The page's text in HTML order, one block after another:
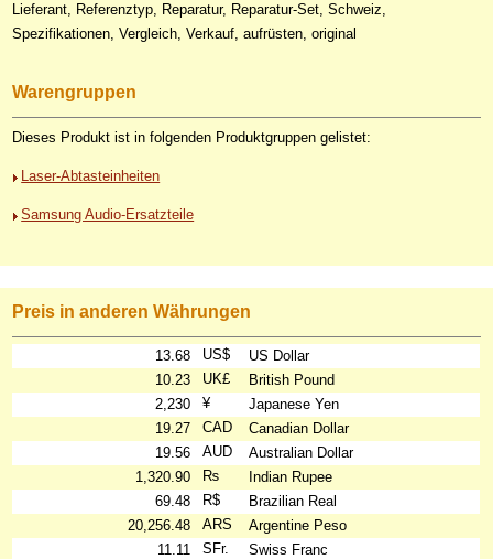
Lieferant, Referenztyp, Reparatur, Reparatur-Set, Schweiz,
Spezifikationen, Vergleich, Verkauf, aufrüsten, original
Warengruppen
Dieses Produkt ist in folgenden Produktgruppen gelistet:
Laser-Abtasteinheiten
Samsung Audio-Ersatzteile
Preis in anderen Währungen
13.68 US$
US Dollar
10.23
UK£
British Pound
2,230
¥
Japanese Yen
19.27
CAD
Canadian Dollar
19.56
AUD
Australian Dollar
1,320.90
₨
Indian Rupee
69.48
R$
Brazilian Real
20,256.48
ARS
Argentine Peso
11.11
SFr.
Swiss Franc